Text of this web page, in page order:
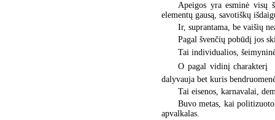
Apeigos yra esminė visų
elementų gausą, savotiškų
Ir, suprantama, be vaišių
Pagal švenčių pobūdį jos
Tai individualios,
O pagal vidinį charakterį
dalyvauja bet kuris
Tai eisenos, karnavalai,
Buvo metas, kai
apvalkalas.